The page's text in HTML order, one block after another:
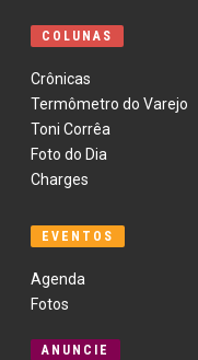
COLUNAS
Crônicas
Termômetro do Varejo
Toni Corrêa
Foto do Dia
Charges
EVENTOS
Agenda
Fotos
ANUNCIE